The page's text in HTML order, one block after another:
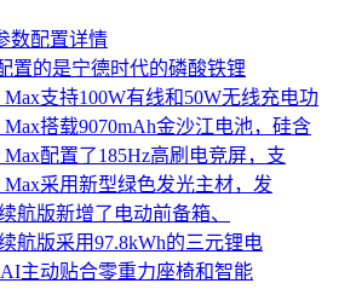
数配置详情
置的是宁德时代的磷酸铁锂
Max支持100W有线和50W无线充电功
Max搭载9070mAh金沙江电池，硅含
Max配置了185Hz高刷电竞屏，支
Max采用新型绿色发光主材，发
航版新增了电动前备箱、
航版采用97.8kWh的三元锂电
主动贴合零重力座椅和智能